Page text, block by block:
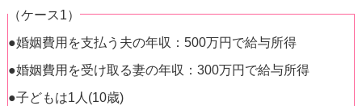
（ケース1）
●婚姻費用を支払う夫の年収：500万円で給与所得
●婚姻費用を受け取る妻の年収：300万円で給与所得
●子どもは1人(10歳)